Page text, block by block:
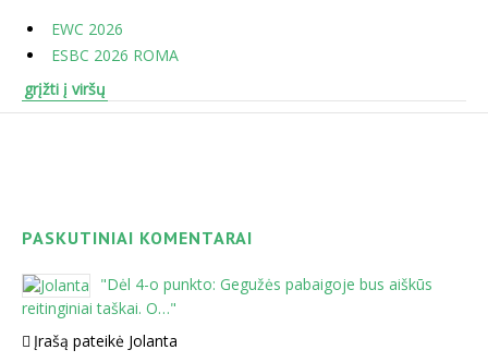
EWC 2026
ESBC 2026 ROMA
grįžti į viršų
PASKUTINIAI KOMENTARAI
"Dėl 4-o punkto: Gegužės pabaigoje bus aiškūs
reitinginiai taškai. O…"
Įrašą pateikė Jolanta